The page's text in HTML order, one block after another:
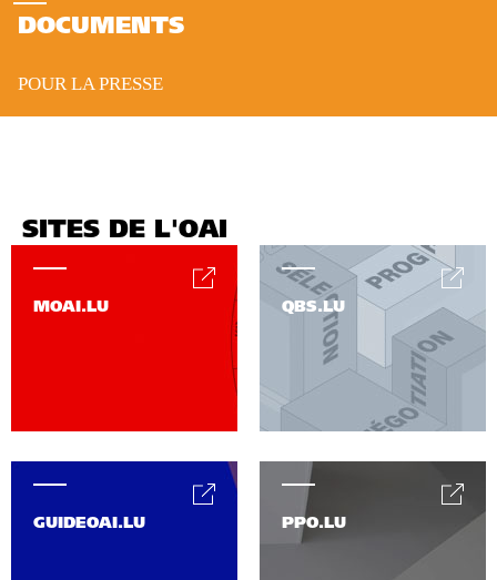
DOCUMENTS
POUR LA PRESSE
SITES DE L'OAI
MOAI.LU QBS.LU
PPO.LU
GUIDEOAI.LU